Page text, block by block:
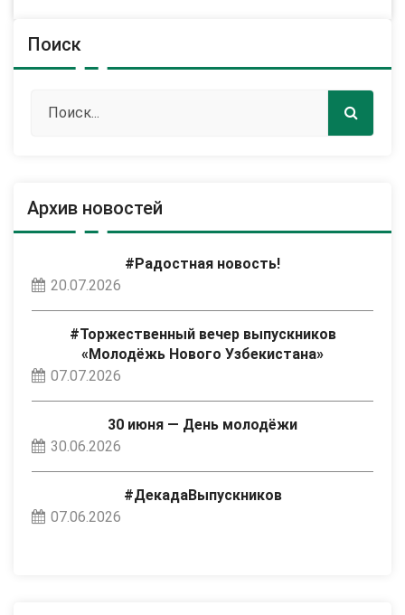
Поиск
Архив новостей
#Радостная новость!
20.07.2026
#Торжественный вечер выпускников
«Молодёжь Нового Узбекистана»
07.07.2026
30 июня — День молодёжи
30.06.2026
#ДекадаВыпускников
07.06.2026